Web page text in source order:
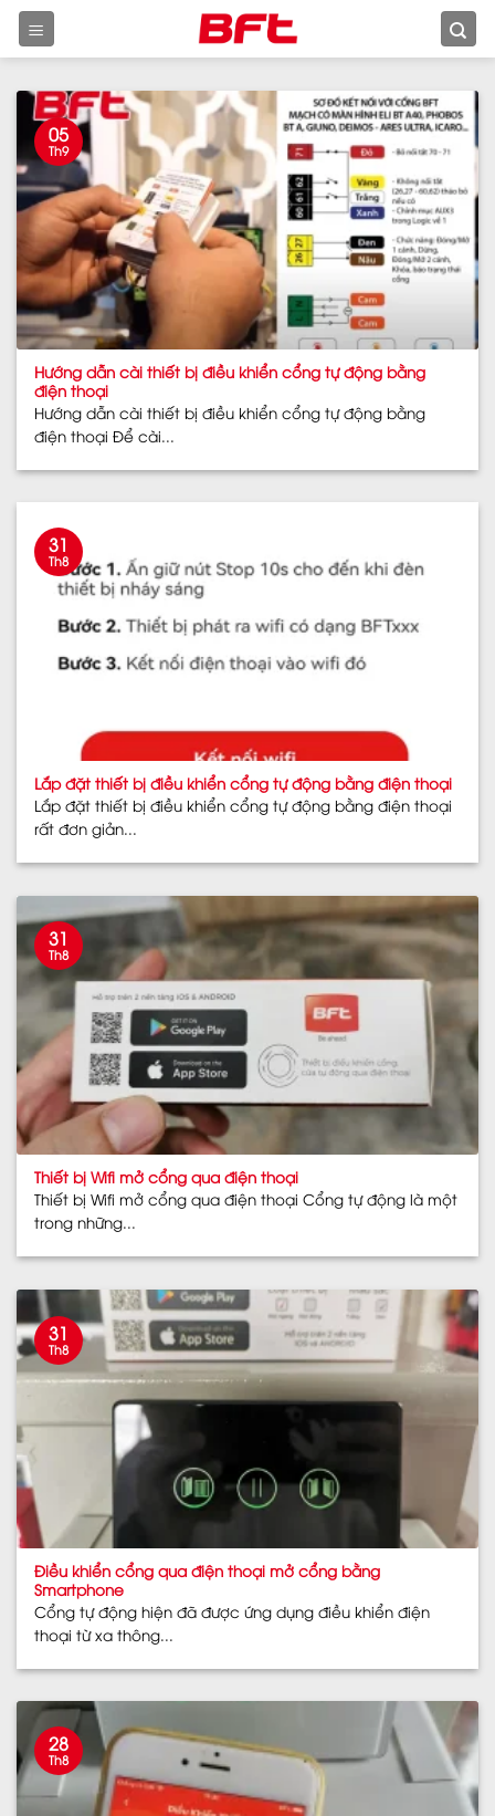
Skip
Hướng dẫn cài thiết bị điều khiển cổng tự động bằng
điện thoại
Hướng dẫn cài thiết bị điều khiển cổng tự động bằng
điện thoại Để cài...
05
Th9
Lắp đặt thiết bị điều khiển cổng tự động bằng điện thoại
Lắp đặt thiết bị điều khiển cổng tự động bằng điện thoại
rất đơn giản...
31
Th8
Thiết bị Wifi mở cổng qua điện thoại
Thiết bị Wifi mở cổng qua điện thoại Cổng tự động là một
trong những...
31
Th8
Điều khiển cổng qua điện thoại mở cổng bằng
Smartphone
Cổng tự động hiện đã được ứng dụng điều khiển điện
thoại từ xa thông...
31
Th8
28
Th8